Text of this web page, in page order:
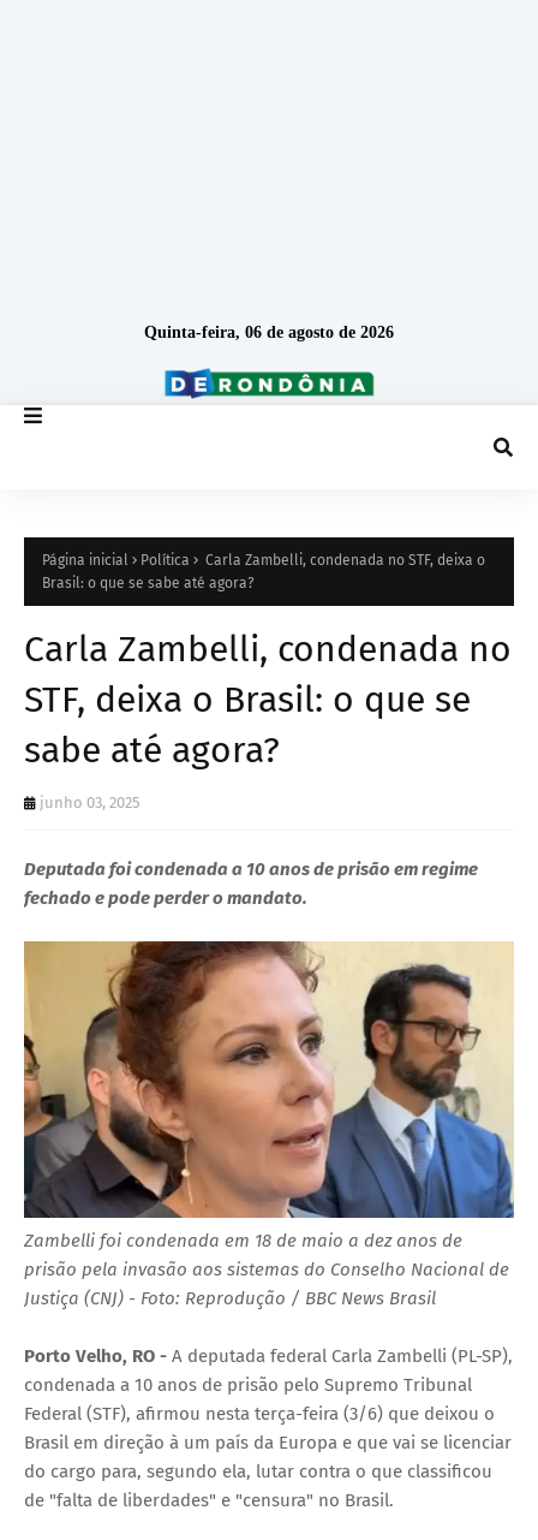
Quinta-feira, 06 de agosto de 2026
Página inicial Política
Carla Zambelli, condenada no STF, deixa o
Brasil: o que se sabe até agora?
Carla Zambelli, condenada no
STF, deixa o Brasil: o que se
sabe até agora?
junho 03, 2025
Deputada foi condenada a 10 anos de prisão em regime
fechado e pode perder o mandato.
Zambelli foi condenada em 18 de maio a dez anos de
prisão pela invasão aos sistemas do Conselho Nacional de
Justiça (CNJ) - Foto: Reprodução / BBC News Brasil
Porto Velho, RO - A deputada federal Carla Zambelli (PL-SP),
condenada a 10 anos de prisão pelo Supremo Tribunal
Federal (STF), afirmou nesta terça-feira (3/6) que deixou o
Brasil em direção à um país da Europa e que vai se licenciar
do cargo para, segundo ela, lutar contra o que classificou
de "falta de liberdades" e "censura" no Brasil.